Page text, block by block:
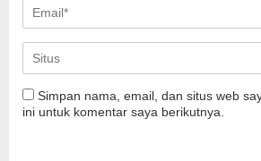
Simpan nama, email, dan situs web
ini untuk komentar saya berikutnya.